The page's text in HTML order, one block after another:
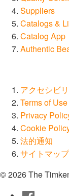
Suppliers
Catalogs &
Catalog App
Authentic
アクセシビ
Terms of Use
Privacy
Cookie
法的通知
サイトマップ
© 2026 The